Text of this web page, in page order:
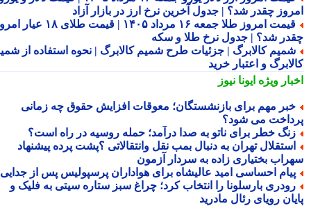
چقدر شد؟ | جدول آخرین نرخ ارز در بازار آزاد
قیمت امروز طلا جمعه ۱۶ مرداد ۱۴۰۵ | قیمت طلای ۱۸ عیار امروز
شد؟ | جدول نرخ طلا و سکه
کالابرگ | جزئیات طرح شمیم کالابرگ | نحوه استفاده از شمیم
و اعتبار خرید
ویژهایونا نیوز
مهم برای بازنشستگان؛ معوقات افزایش حقوق چه زمانی
می شود؟
خطر برای ناتو به صدا درآمد؛ حمله روسیه در راه است؟
تهران به دنبال بمب نقل وانتقالاتی ؟پشت پرده پیشنهاد
بختیاری زاده به سردار آزمون
احساسی امید عالیشاه برای هواداران پرسپولیس پس از جدایی
بارسلونا را انتخاب کرد؛ چراغ سبز ستاره سیتی به فلیک و
رویای رئال مادرید